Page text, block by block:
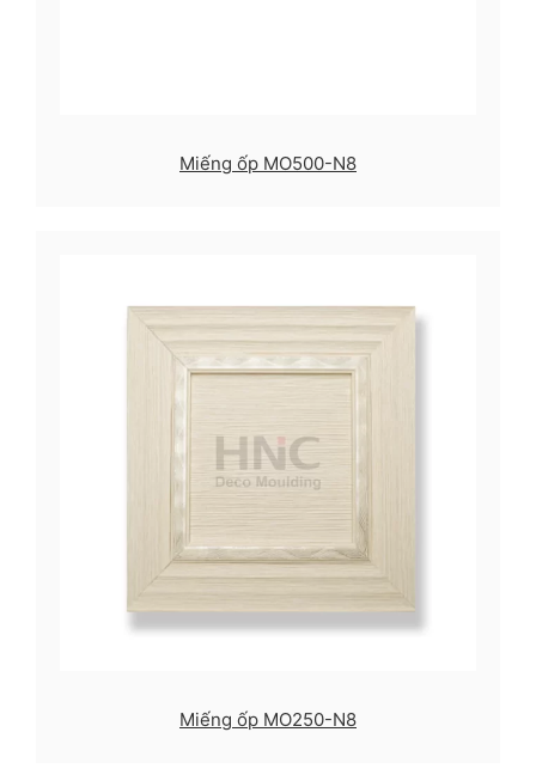
Miếng ốp MO500-N8
Miếng ốp MO250-N8